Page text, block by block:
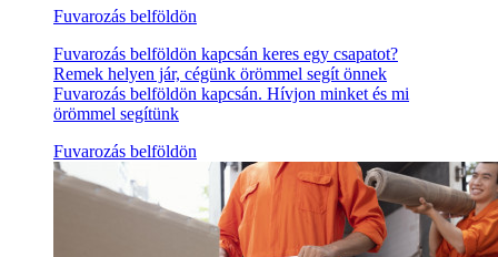
Fuvarozás belföldön
Fuvarozás belföldön kapcsán keres egy csapatot?
Remek helyen jár, cégünk örömmel segít önnek
Fuvarozás belföldön kapcsán. Hívjon minket és mi
örömmel segítünk
Fuvarozás belföldön